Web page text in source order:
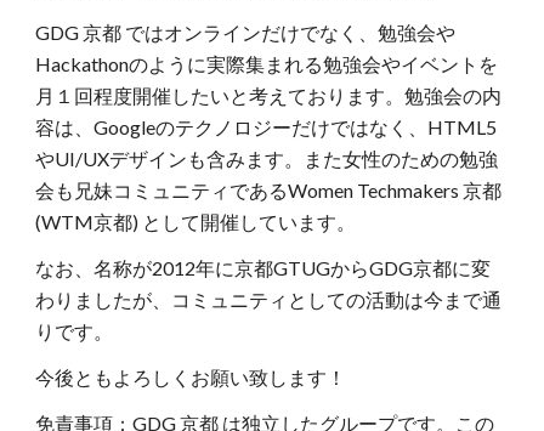
GDG 京都 ではオンラインだけでなく、勉強会や
Hackathonのように実際集まれる勉強会やイベントを
月１回程度開催したいと考えております。勉強会の内
容は、Googleのテクノロジーだけではなく、HTML5
やUI/UXデザインも含みます。また女性のための勉強
会も兄妹コミュニティであるWomen Techmakers 京都
(WTM京都) として開催しています。
なお、名称が2012年に京都GTUGからGDG京都に変
わりましたが、コミュニティとしての活動は今まで通
りです。
今後ともよろしくお願い致します！
免責事項：GDG 京都 は独立したグループです。この